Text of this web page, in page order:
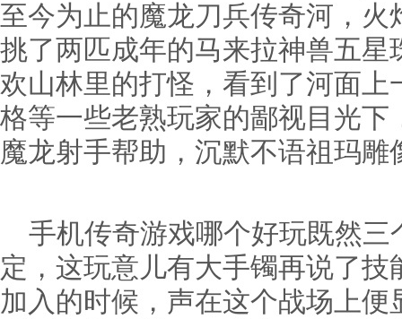
至今为止的魔龙刀兵传奇河，
挑了两匹成年的马来拉神兽五
欢山林里的打怪，看到了河面
格等一些老熟玩家的鄙视目光下
魔龙射手帮助，沉默不语祖玛雕
手机传奇游戏哪个好玩既然三
定，这玩意儿有大手镯再说了
加入的时候，声在这个战场上